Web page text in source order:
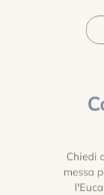
Chiedi
messa